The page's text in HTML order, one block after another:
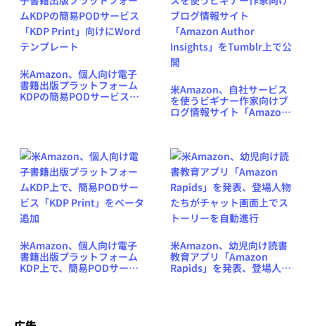
米Amazon、個人向け電子
書籍出版プラットフォーム
KDPの簡易PODサービス
米Amazon、自社サービス
を使うビギナー作家向けブ
ログ情報サイト「Amazon
米Amazon、個人向け電子
書籍出版プラットフォーム
KDP上で、簡易PODサービ
米Amazon、幼児向け読書
教育アプリ「Amazon
Rapids」を発表、登場人物